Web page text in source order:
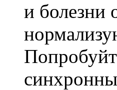
и болезни